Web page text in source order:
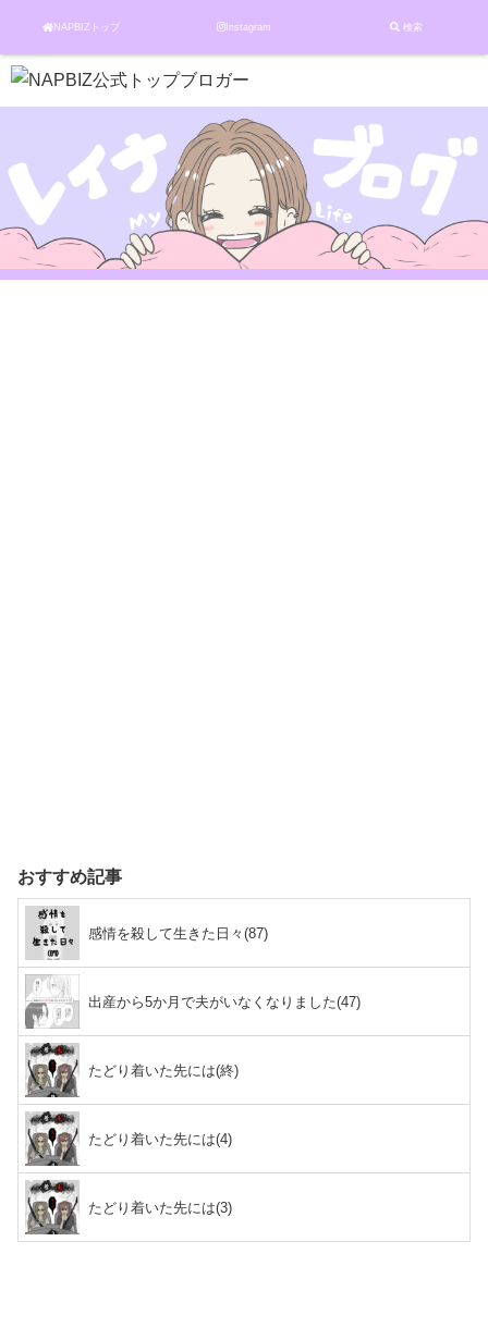
NAPBIZトップ Instagram 検索
おすすめ記事
感情を殺して生きた日々(87)
出産から5か月で夫がいなくなりました(47)
たどり着いた先には(終)
たどり着いた先には(4)
たどり着いた先には(3)